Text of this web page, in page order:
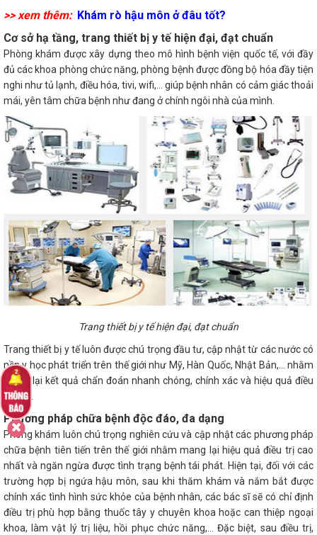
>> xem thêm: Khám rò hậu môn ở đâu tốt?
Cơ sở hạ tầng, trang thiết bị y tế hiện đại, đạt chuẩn
Phòng khám được xây dựng theo mô hình bệnh viện quốc tế, với đầy
đủ các khoa phòng chức năng, phòng bệnh được đồng bộ hóa đầy tiện
nghi như tủ lạnh, điều hóa, tivi, wifi,… giúp bệnh nhân có cảm giác thoải
mái, yên tâm chữa bệnh như đang ở chính ngôi nhà của mình.
Trang thiết bị y tế hiện đại, đạt chuẩn
Trang thiết bị y tế luôn được chú trọng đầu tư, cập nhật từ các nước có
nền y học phát triển trên thế giới như Mỹ, Hàn Quốc, Nhật Bản,… nhằm
mang lại kết quả chẩn đoán nhanh chóng, chính xác và hiệu quả điều
trị cao.
Phương pháp chữa bệnh độc đáo, đa dạng
Phòng khám luôn chú trọng nghiên cứu và cập nhật các phương pháp
chữa bệnh tiên tiến trên thế giới nhằm mang lại hiệu quả điều trị cao
nhất và ngăn ngừa được tình trạng bệnh tái phát. Hiện tại, đối với các
trường hợp bị ngứa hậu môn, sau khi thăm khám và nắm bắt được
chính xác tình hình sức khỏe của bệnh nhân, các bác sĩ sẽ có chỉ định
điều trị phù hợp bằng thuốc tây y chuyên khoa hoặc can thiệp ngoại
khoa, làm vật lý trị liệu, hồi phục chức năng,… Đặc biệt, sau điều trị,